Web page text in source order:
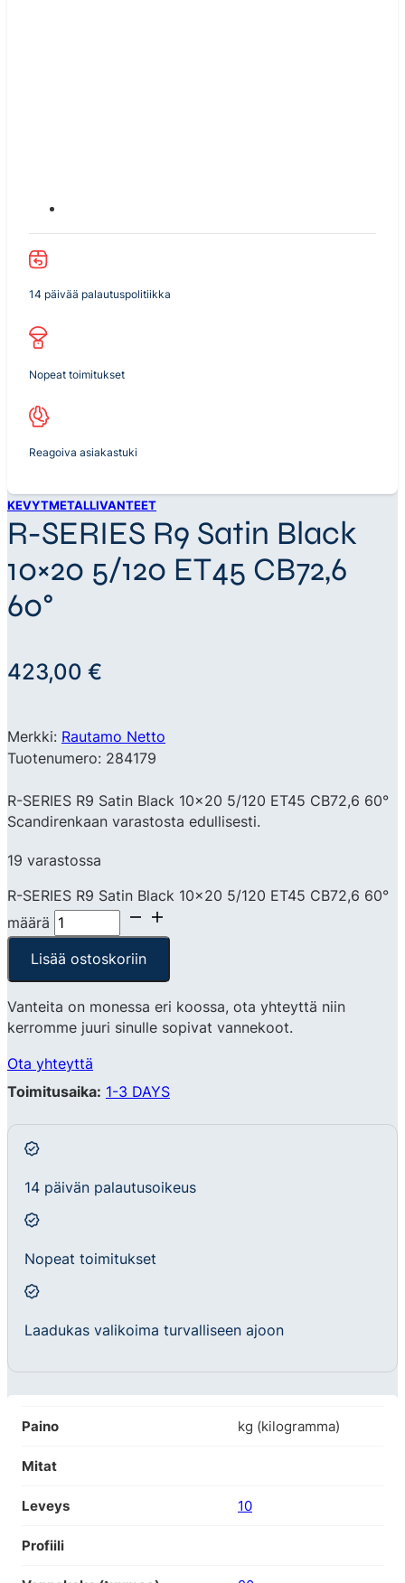
14 päivää palautuspolitiikka
Nopeat toimitukset
Reagoiva asiakastuki
KEVYTMETALLIVANTEET
R-SERIES R9 Satin Black
10×20 5/120 ET45 CB72,6
60°
423,00 €
Merkki: Rautamo Netto
Tuotenumero: 284179
R-SERIES R9 Satin Black 10×20 5/120 ET45 CB72,6 60°
Scandirenkaan varastosta edullisesti.
19 varastossa
R-SERIES R9 Satin Black 10x20 5/120 ET45 CB72,6 60°
määrä
Lisää ostoskoriin
Vanteita on monessa eri koossa, ota yhteyttä niin
kerromme juuri sinulle sopivat vannekoot.
Ota yhteyttä
Toimitusaika: 1-3 DAYS
14 päivän palautusoikeus
Nopeat toimitukset
Laadukas valikoima turvalliseen ajoon
Paino kg (kilogramma)
Mitat
Leveys 10
Profiili